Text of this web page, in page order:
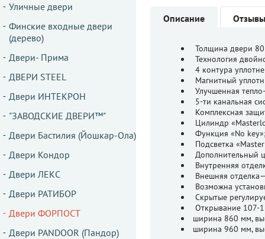
Уличные двери
Финские входные двери
(дерево)
Двери- Прима
ДВЕРИ STEEL
Двери ИНТЕКРОН
"ЗАВОДСКИЕ ДВЕРИ™"
Двери Бастилия (Йошкар-Ола)
Двери Кондор
Двери ЛЕКС
Двери РАТИБОР
Двери ФОРПОСТ
Двери PANDOOR (Пандор)
Описание Отзывы
Толщина двери
Технология
4 контура
Магнитный
Улучшенная
5-ти канальная
Комплексная
Цилиндр
Функция «No
Подсветка
Дополнительный
Внутренняя
Внешняя
Возможна
Скрытые
Открывание 107-
ширина 860 мм,
ширина 960 мм,